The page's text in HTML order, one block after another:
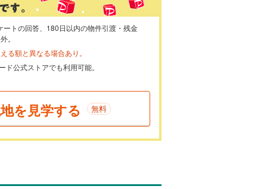
トの回答、180日以内の物件引渡・残金
。
る額と異なる場合あり。
公式ストアでも利用可能。
を見学する 無料